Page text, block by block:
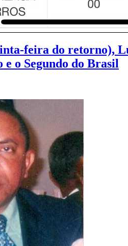
feira do retorno),
o Segundo do Brasil